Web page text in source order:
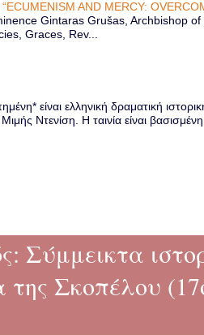
AND MERCY:
Gintaras Grušas, Archbishop of
Graces, Rev...
είναι ελληνική δραματική
Ντενίση. Η ταινία είναι
Σύμμεικτα
Σκοπέλου